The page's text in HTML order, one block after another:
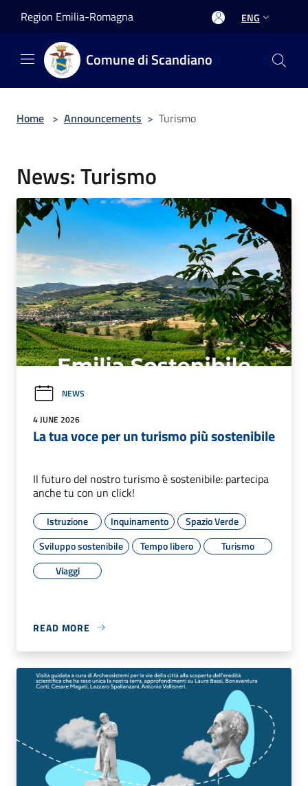
Region Emilia-Romagna ENG
Comune di Scandiano
Home > Announcements > Turismo
News: Turismo
NEWS
4 JUNE 2026
La tua voce per un turismo più sostenibile
Il futuro del nostro turismo è sostenibile: partecipa
anche tu con un click!
Istruzione Inquinamento
Spazio Verde
Sviluppo sostenibile
Tempo libero
Turismo
Viaggi
READ MORE